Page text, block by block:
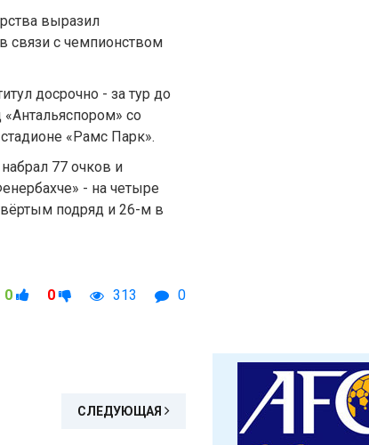
выразил
связи с чемпионством
досрочно - за тур до
со
«Рамс Парк».
77 очков и
- на четыре
подряд и 26-м в
0 0 313 0
СЛЕДУЮЩАЯ